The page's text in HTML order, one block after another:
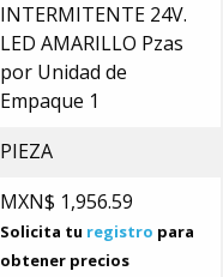
INTERMITENTE 24V.
LED AMARILLO Pzas
por Unidad de
Empaque 1
PIEZA
MXN$ 1,956.59
Solicita tu registro para
obtener precios